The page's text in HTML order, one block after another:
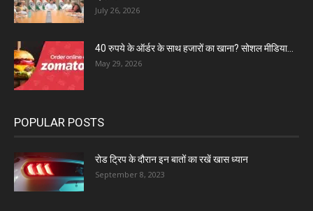
July 26, 2026
40 रुपये के ऑर्डर के साथ हजारों का खाना? सोशल मीडिया...
May 29, 2026
POPULAR POSTS
रोड ट्रिप के दौरान इन बातों का रखें खास ध्यान
September 8, 2023